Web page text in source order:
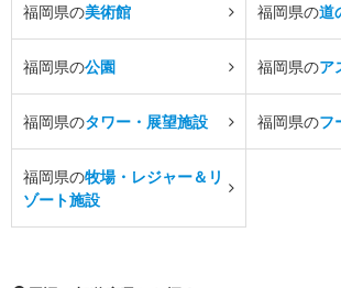
福岡県の美術館 福岡県の道
福岡県の公園 福岡県のア
福岡県のタワー・展望施設 福岡県のフ
福岡県の牧場・レジャー＆リ
ゾート施設